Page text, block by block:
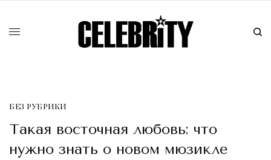
БЕЗ РУБРИКИ
Такая восточная любовь: что
нужно знать о новом мюзикле